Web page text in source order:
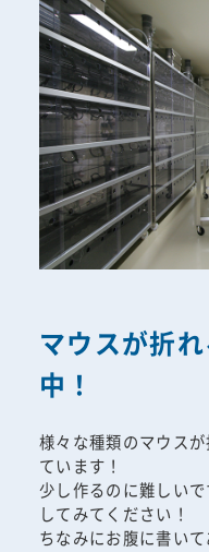
マウスが折
中！
様々な種類のマウス
ています！
少し作るのに難しい
してみてください！
ちなみにお腹に書い